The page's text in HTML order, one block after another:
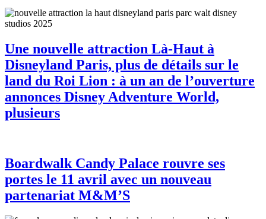
Une nouvelle attraction Là-Haut à
Disneyland Paris, plus de détails sur le
land du Roi Lion : à un an de l’ouverture
annonces Disney Adventure World,
plusieurs
Boardwalk Candy Palace rouvre ses
portes le 11 avril avec un nouveau
partenariat M&M’S